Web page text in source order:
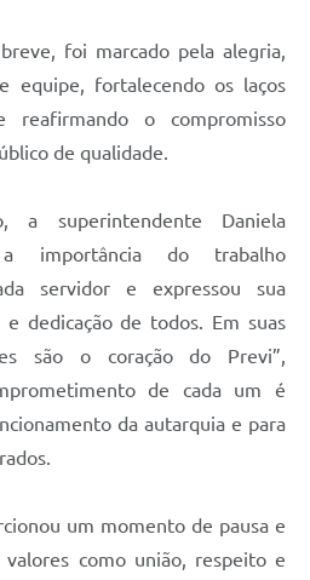
foi marcado pela alegria,
equipe, fortalecendo os laços
o compromisso
de qualidade.
a superintendente Daniela
a importância do trabalho
servidor e expressou sua
dedicação de todos. Em suas
são o coração do Previ”,
de cada um é
da autarquia e para
um momento de pausa e
valores como união, respeito e